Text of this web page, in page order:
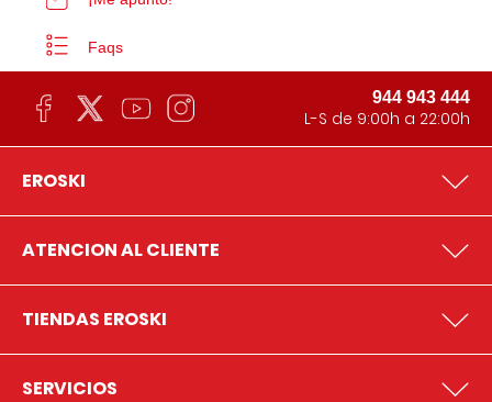
Faqs
944 943 444
L-S de 9:00h a 22:00h
EROSKI
ATENCION AL CLIENTE
TIENDAS EROSKI
SERVICIOS